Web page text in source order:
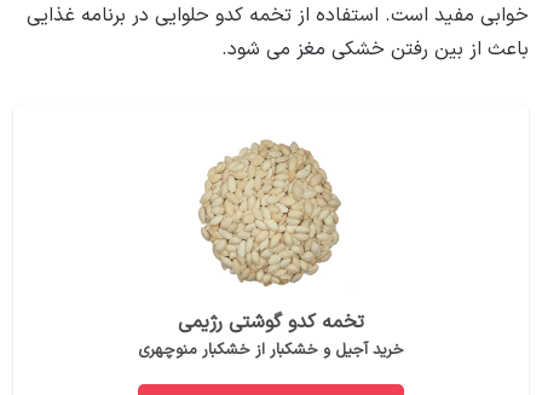
خوابی مفید است. استفاده از تخمه کدو حلوایی در برنامه غذایی
باعث از بین رفتن خشکی مغز می ‌شود.
تخمه کدو گوشتی رژیمی
خرید آجیل و خشکبار از خشکبار منوچهری